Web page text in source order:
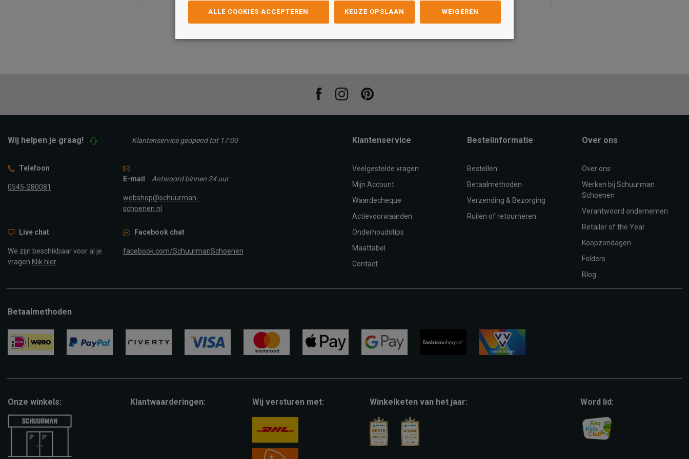
37 38 39 40 41 42 43 44
Maat
36
37 38 39 40 41 42 43 44
FacebookInstagramPinterest
Wij helpen je graag! Klantenservice geopend tot 17:00
Telefoon
0545-280081
E-mail Antwoord binnen 24 uur
webshop@schuurman-
schoenen.nl
Facebook chat
facebook.com/SchuurmanSchoenen
Live chat
We zijn beschikbaar voor al je
vragen Klik hier.
Klantenservice
Veelgestelde vragen
Mijn Account
Waardecheque
Actievoorwaarden
Onderhoudstips
Maattabel
Contact
Bestelinformatie
Bestellen
Betaalmethoden
Verzending & Bezorging
Ruilen of retourneren
Over ons
Over ons
Werken bij Schuurman
Schoenen
Verantwoord ondernemen
Retailer of the Year
Koopzondagen
Folders
Blog
Betaalmethoden
Onze winkels: Klantwaarderingen: Wij versturen met: Winkelketen van het jaar: Word lid:
ALLE COOKIES ACCEPTEREN KEUZE OPSLAAN WEIGEREN